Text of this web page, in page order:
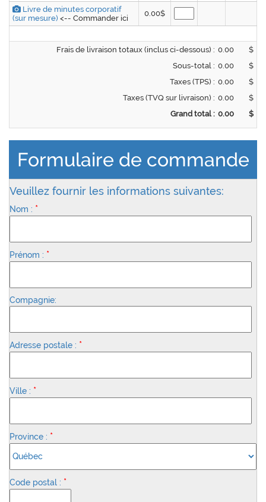
Livre de minutes corporatif
(sur mesure) <-- Commander ici
0.00$
Frais de livraison totaux (inclus ci-dessous) :
$
Sous-total :
$
Taxes (TPS) :
$
Taxes (TVQ sur livraison) :
$
Grand total :
$
Formulaire de commande
Veuillez fournir les informations suivantes:
Nom : *
Prénom : *
Compagnie:
Adresse postale : *
Ville : *
Province : *
Code postal : *